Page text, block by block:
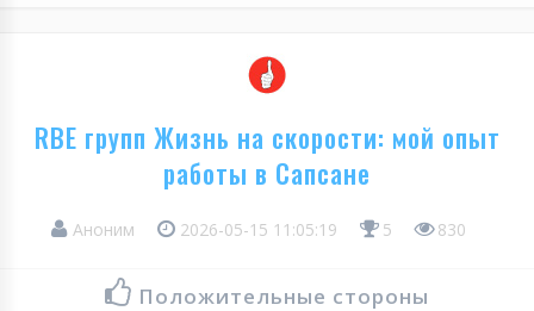
RBE групп Жизнь на скорости: мой опыт
работы в Сапсане
Аноним 2026-05-15 11:05:19 5 830
Положительные стороны